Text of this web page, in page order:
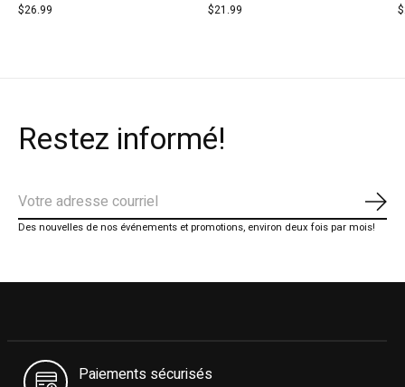
$26.99 $21.99
Restez informé!
Des nouvelles de nos événements et promotions, environ deux fois par mois!
Paiements sécurisés